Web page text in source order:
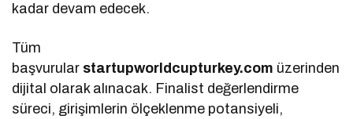
kadar devam edecek.
Tüm
başvurular startupworldcupturkey.com üzerinden
dijital olarak alınacak. Finalist değerlendirme
süreci, girişimlerin ölçeklenme potansiyeli,